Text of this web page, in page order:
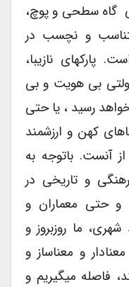
گاه سطحی و پوچ،
و نچسب در
نازیبا،
بی هویت و بی
رسید ، یا حتی
کهن و ارزشمند
آنست. باتوجه به
و تاریخی در
و حتی معماران و
ما روزبروز و
و معناساز و
میگیریم و